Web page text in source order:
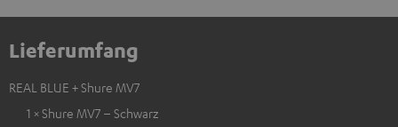
Lieferumfang
REAL BLUE + Shure MV7
1 × Shure MV7 – Schwarz